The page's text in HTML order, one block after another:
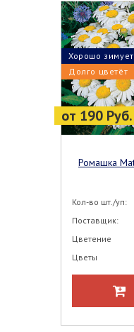
от 190 Руб.
Долго цветёт
Хорошо зимует
Ромашка Matricāria chamomīlla Swan
Кол-во шт./уп:
Поставщик:
Цветение
Цветы